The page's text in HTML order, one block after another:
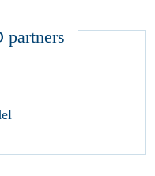
partners